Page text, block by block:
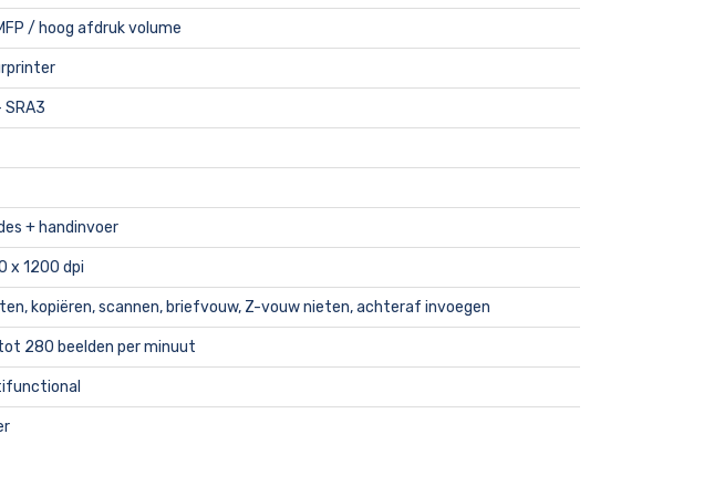
/ hoog afdruk volume
SRA3
+ handinvoer
x 1200 dpi
kopiëren, scannen, briefvouw, Z-vouw nieten, achteraf invoegen
280 beelden per minuut